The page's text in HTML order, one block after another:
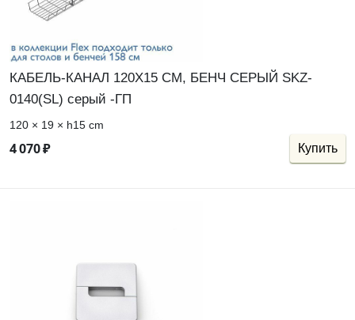
КАБЕЛЬ-КАНАЛ 120Х15 СМ, БЕНЧ СЕРЫЙ SKZ-
0140(SL) серый -ГП
120 × 19 × h15 cm
4070₽ Купить